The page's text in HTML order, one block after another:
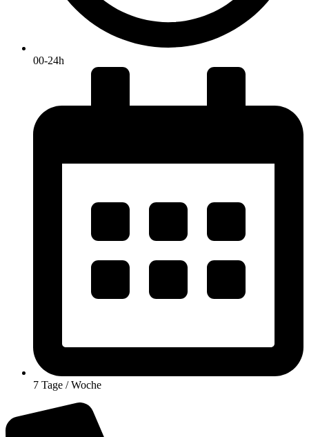
00-24h
7 Tage / Woche